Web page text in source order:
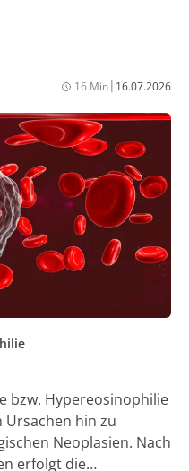
16 Min| 16.07.2026
bzw. Hypereosinophilie
hin zu
Neoplasien. Nach
erfolgt die